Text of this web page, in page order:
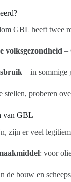
GBL heeft twee
volksgezondheid –
– in sommige
proberen
van GBL
zijn er veel
: voor
de bouw en